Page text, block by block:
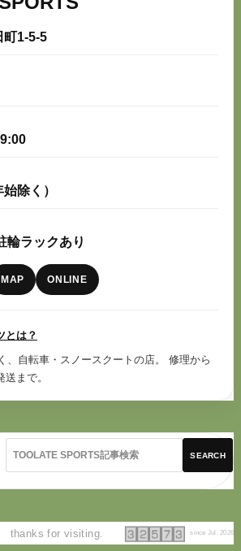
町1-5-5
除く）
輪ラックあり
MAP ONLINE
とは？
、自転車・スノースクートの店。 修理から
まで。
SEARCH
thanks for visiting. since Jul. 2026